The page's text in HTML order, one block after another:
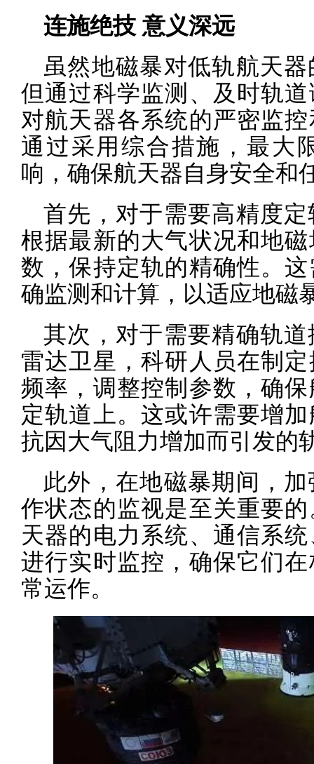
连施绝技 意义深远
虽然地磁暴对低轨航天
但通过科学监测、及时轨
对航天器各系统的严密监
通过采用综合措施，最大
响，确保航天器自身安全和
首先，对于需要高精度
根据最新的大气状况和地
数，保持定轨的精确性。
确监测和计算，以适应地磁
其次，对于需要精确轨
雷达卫星，科研人员在制
频率，调整控制参数，确
定轨道上。这或许需要增
抗因大气阻力增加而引发的
此外，在地磁暴期间，
作状态的监视是至关重要
天器的电力系统、通信系
进行实时监控，确保它们
常运作。